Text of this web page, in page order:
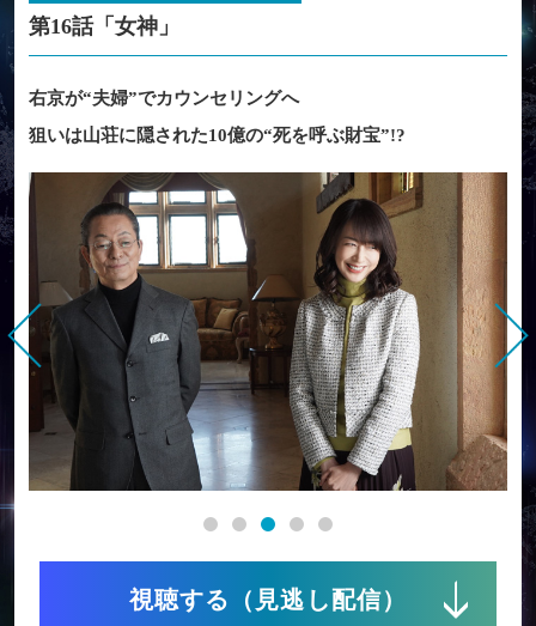
第16話「女神」
右京が“夫婦”でカウンセリングへ
狙いは山荘に隠された10億の“死を呼ぶ財宝”!?
視聴する（見逃し配信）